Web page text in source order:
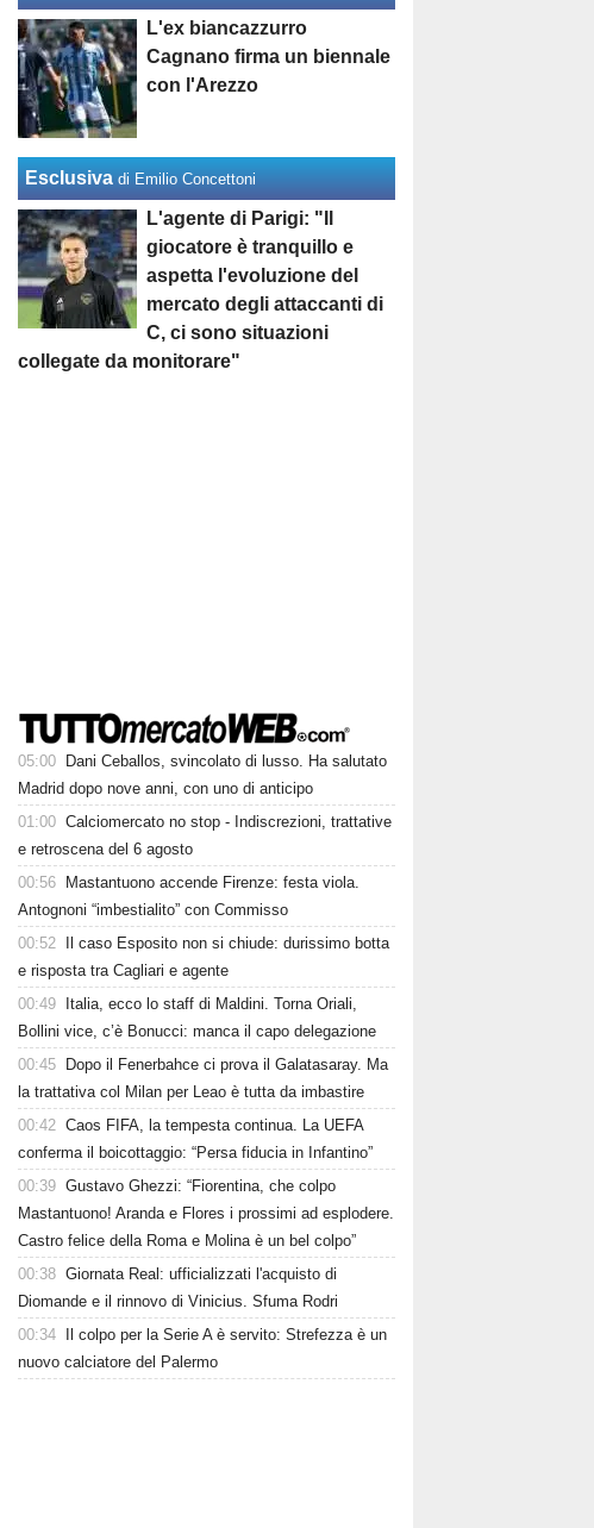
L'ex biancazzurro
Cagnano firma un biennale
con l'Arezzo
Esclusiva di Emilio Concettoni
L'agente di Parigi: "Il
giocatore è tranquillo e
aspetta l'evoluzione del
mercato degli attaccanti di
C, ci sono situazioni
collegate da monitorare"
05:00
Dani Ceballos, svincolato di lusso. Ha salutato
Madrid dopo nove anni, con uno di anticipo
01:00 Calciomercato no stop - Indiscrezioni, trattative
e retroscena del 6 agosto
00:56
Mastantuono accende Firenze: festa viola.
Antognoni “imbestialito” con Commisso
00:52
Il caso Esposito non si chiude: durissimo botta
e risposta tra Cagliari e agente
00:49
Italia, ecco lo staff di Maldini. Torna Oriali,
Bollini vice, c’è Bonucci: manca il capo delegazione
00:45
Dopo il Fenerbahce ci prova il Galatasaray. Ma
la trattativa col Milan per Leao è tutta da imbastire
00:42 Caos FIFA, la tempesta continua. La UEFA
conferma il boicottaggio: “Persa fiducia in Infantino”
00:39 Gustavo Ghezzi: “Fiorentina, che colpo
Mastantuono! Aranda e Flores i prossimi ad esplodere.
Castro felice della Roma e Molina è un bel colpo”
00:38 Giornata Real: ufficializzati l'acquisto di
Diomande e il rinnovo di Vinicius. Sfuma Rodri
00:34
Il colpo per la Serie A è servito: Strefezza è un
nuovo calciatore del Palermo